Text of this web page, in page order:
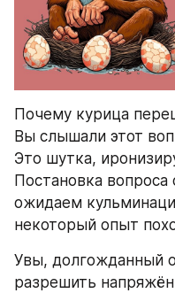
Почему курица
Вы слышали этот
Это шутка,
Постановка
ожидаем
некоторый опыт
Увы, долгожданный
разрешить